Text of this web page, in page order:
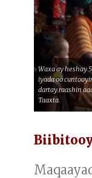
Waxa ay heshay
iyada oo
dartay raashin
Taaxta.